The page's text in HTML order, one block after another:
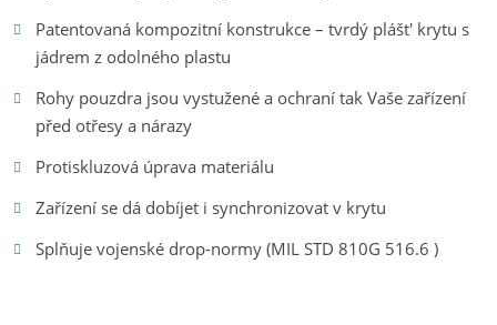
Patentovaná kompozitní konstrukce – tvrdý plášt' krytu s
jádrem z odolného plastu
Rohy pouzdra jsou vystužené a ochraní tak Vaše zařízení
před otřesy a nárazy
Protiskluzová úprava materiálu
Zařízení se dá dobíjet i synchronizovat v krytu
Splňuje vojenské drop-normy (MIL STD 810G 516.6 )